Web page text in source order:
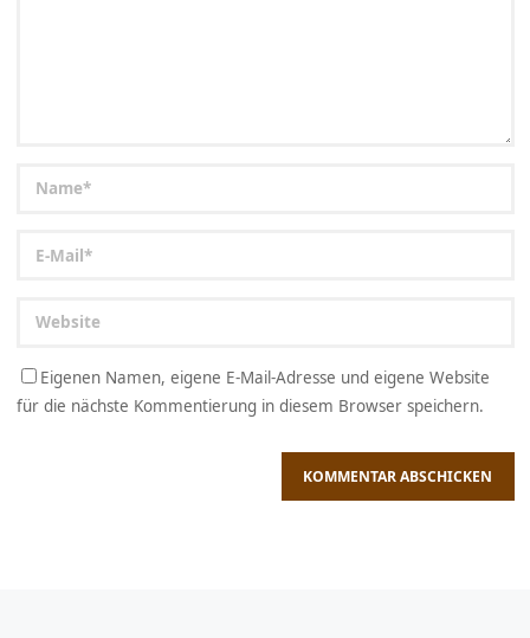
Eigenen Namen, eigene E-Mail-Adresse und eigene Website
für die nächste Kommentierung in diesem Browser speichern.